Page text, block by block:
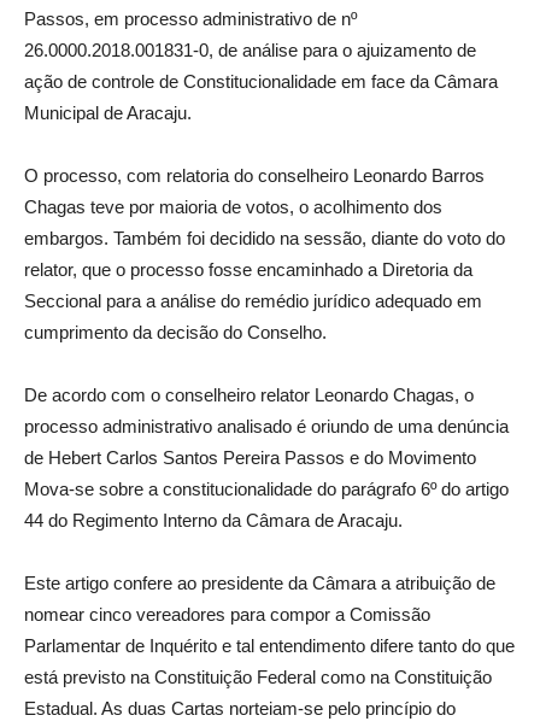
Passos, em processo administrativo de nº
26.0000.2018.001831-0, de análise para o ajuizamento de
ação de controle de Constitucionalidade em face da Câmara
Municipal de Aracaju.
O processo, com relatoria do conselheiro Leonardo Barros
Chagas teve por maioria de votos, o acolhimento dos
embargos. Também foi decidido na sessão, diante do voto do
relator, que o processo fosse encaminhado a Diretoria da
Seccional para a análise do remédio jurídico adequado em
cumprimento da decisão do Conselho.
De acordo com o conselheiro relator Leonardo Chagas, o
processo administrativo analisado é oriundo de uma denúncia
de Hebert Carlos Santos Pereira Passos e do Movimento
Mova-se sobre a constitucionalidade do parágrafo 6º do artigo
44 do Regimento Interno da Câmara de Aracaju.
Este artigo confere ao presidente da Câmara a atribuição de
nomear cinco vereadores para compor a Comissão
Parlamentar de Inquérito e tal entendimento difere tanto do que
está previsto na Constituição Federal como na Constituição
Estadual. As duas Cartas norteiam-se pelo princípio do